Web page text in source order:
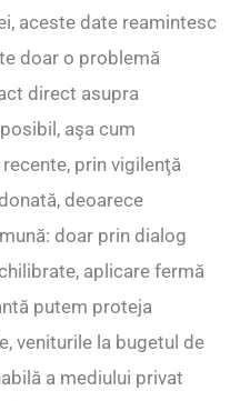
aceste date reamintesc
doar o problemă
direct asupra
aşa cum
prin vigilenţă
deoarece
doar prin dialog
aplicare fermă
putem proteja
veniturile la bugetul de
a mediului privat